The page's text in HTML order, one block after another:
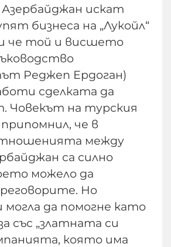
Азербайджан искат
бизнеса на „Лукойл“
и че той и висшето
Реджеп Ердоган)
сделката да
Човекът на турския
че в
между
са силно
можело да
Но
могла да помогне като
със „златната си
която има